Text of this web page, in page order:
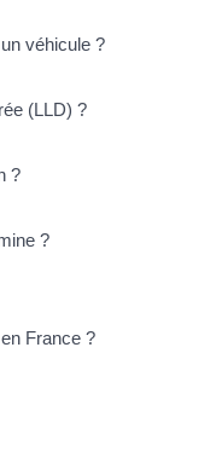
véhicule ?
(LLD) ?
?
?
France ?